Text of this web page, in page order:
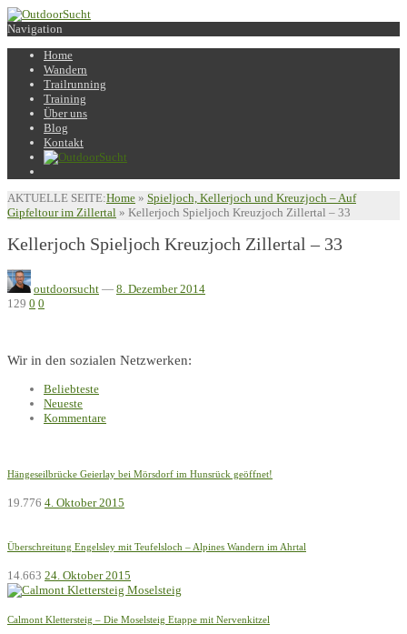
Navigation
Home
Wandern
Trailrunning
Training
Über uns
Blog
Kontakt
AKTUELLE SEITE:Home » Spieljoch, Kellerjoch und Kreuzjoch – Auf
Gipfeltour im Zillertal » Kellerjoch Spieljoch Kreuzjoch Zillertal – 33
Kellerjoch Spieljoch Kreuzjoch Zillertal – 33
outdoorsucht — 8. Dezember 2014
129 0 0
Wir in den sozialen Netzwerken:
Beliebteste
Neueste
Kommentare
Hängeseilbrücke Geierlay bei Mörsdorf im Hunsrück geöffnet!
19.776 4. Oktober 2015
Überschreitung Engelsley mit Teufelsloch – Alpines Wandern im Ahrtal
14.663 24. Oktober 2015
Calmont Klettersteig – Die Moselsteig Etappe mit Nervenkitzel